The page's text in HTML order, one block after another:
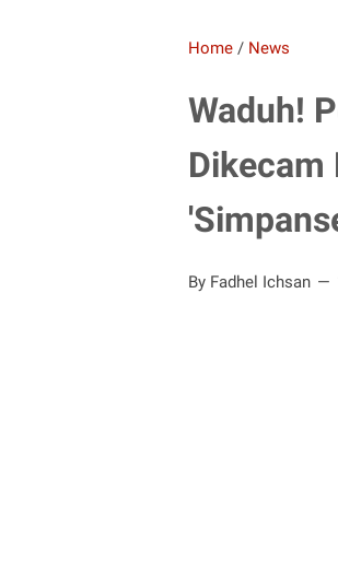
Home / News
Waduh!
Dikecam
By Fadhel Ichsan